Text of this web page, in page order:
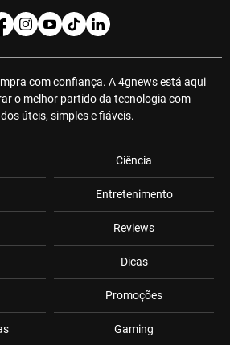
com confiança. A 4gnews está aqui
o melhor partido da tecnologia com
úteis, simples e fiáveis.
Ciência
Entretenimento
Reviews
Dicas
Promoções
Gaming